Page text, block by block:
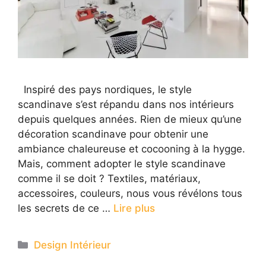
Inspiré des pays nordiques, le style
scandinave s’est répandu dans nos intérieurs
depuis quelques années. Rien de mieux qu’une
décoration scandinave pour obtenir une
ambiance chaleureuse et cocooning à la hygge.
Mais, comment adopter le style scandinave
comme il se doit ? Textiles, matériaux,
accessoires, couleurs, nous vous révélons tous
les secrets de ce … Lire plus
Categories
Design Intérieur